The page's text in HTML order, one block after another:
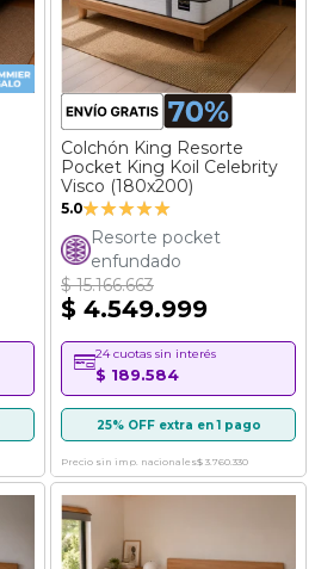
Colchón King Resorte
Pocket King Koil Celebrity
Visco (180x200)
5.0Valoración:
100%
Resorte pocket
enfundado
$ 15.166.663
$ 4.549.999
24 cuotas sin interés
$ 189.584
25% OFF extra en 1 pago
Precio sin imp. nacionales$ 3.760.330